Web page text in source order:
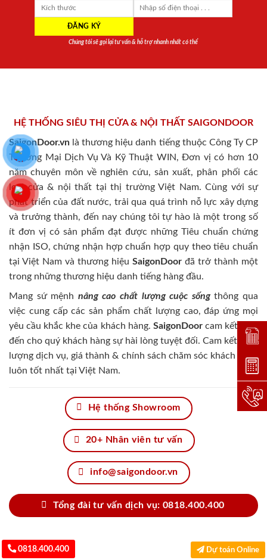
Chúng tôi sẽ gọi lại tư vấn & hỗ trợ nhanh nhất có thể
HỆ THỐNG SIÊU THỊ CỬA & NỘI THẤT SAIGONDOOR
SaigonDoor.vn là thương hiệu danh tiếng thuộc Công Ty CP
Thương Mại Dịch Vụ Và Kỹ Thuật WIN, Đơn vị có hơn 10
năm chuyên môn về nghiên cứu, sản xuất, phân phối các
loại cửa & nội thất tại thị trường Việt Nam. Cùng với sự
phát triển của đất nước, trải qua quá trình nỗ lực xây dựng
và trưởng thành, đến nay chúng tôi tự hào là một trong số
ít đơn vị có sản phẩm đạt được những Tiêu chuẩn chứng
nhận ISO, chứng nhận hợp chuẩn hợp quy theo tiêu chuẩn
tại Việt Nam và thương hiệu SaigonDoor đã trở thành một
trong những thương hiệu danh tiếng hàng đầu.
Mang sứ mệnh nâng cao chất lượng cuộc sốngthông qua
việc cung cấp các sản phẩm chất lượng cao, đáp ứng mọi
yêu cầu khắc khe của khách hàng. SaigonDoorcam kết đem
đến cho quý khách hàng sự hài lòng tuyệt đối. Cam kết chất
lượng dịch vụ, giá thành & chính sách chăm sóc khách hàng
luôn tốt nhất tại Việt Nam.
Hệ thống Showroom
20+ Nhân viên tư vấn
info@saigondoor.vn
Tổng đài tư vấn dịch vụ: 0818.400.400
0818.400.400 Dự toán Online
Đặt
Dự